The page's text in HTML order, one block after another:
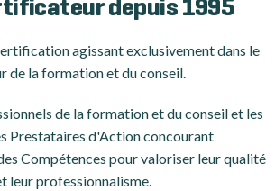
depuis 1995
agissant exclusivement dans le
de la formation et du conseil.
de la formation et du conseil et les
Prestataires d'Action concourant
Compétences pour valoriser leur qualité
leur professionnalisme.